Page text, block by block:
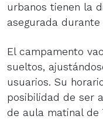
urbanos tienen la
asegurada
El campamento
sueltos,
usuarios. Su
posibilidad de ser
de aula matinal de